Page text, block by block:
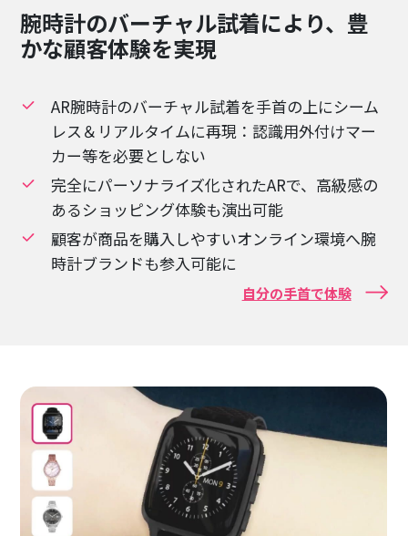
腕時計のバーチャル試着により、豊
かな顧客体験を実現
AR腕時計のバーチャル試着を手首の上にシーム
レス＆リアルタイムに再現：認識用外付けマー
カー等を必要としない
完全にパーソナライズ化されたARで、高級感の
あるショッピング体験も演出可能
顧客が商品を購入しやすいオンライン環境へ腕
時計ブランドも参入可能に
自分の手首で体験